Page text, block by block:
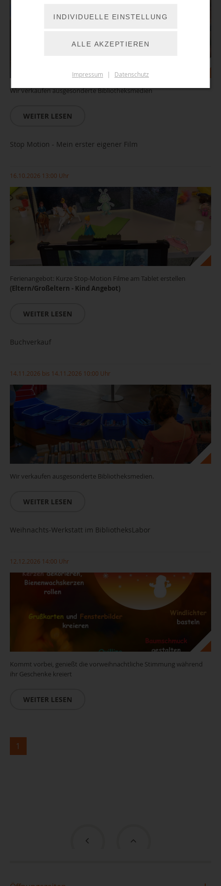
Wir verkaufen ausgesonderte Bibliotheksmedien
WEITER LESEN
Stop Motion - Mein erster eigener Film
16.10.2026 13:00 Uhr
Ferienangebot: Kurze Stop-Motion Filme am Tablet erstellen
(Eltern/Großeltern - Kind Angebot)
WEITER LESEN
Buchverkauf
14.11.2026 bis 14.11.2026 10:00 Uhr
Wir verkaufen ausgesonderte Bibliotheksmedien.
WEITER LESEN
Weihnachts-Werkstatt im BibliotheksLabor
12.12.2026 14:00 Uhr
Kommt vorbei, genießt die vorweihnachtliche Stimmung während
ihr Geschenke kreiert
WEITER LESEN
1
INDIVIDUELLE EINSTELLUNG
ALLE AKZEPTIEREN
Impressum | Datenschutz